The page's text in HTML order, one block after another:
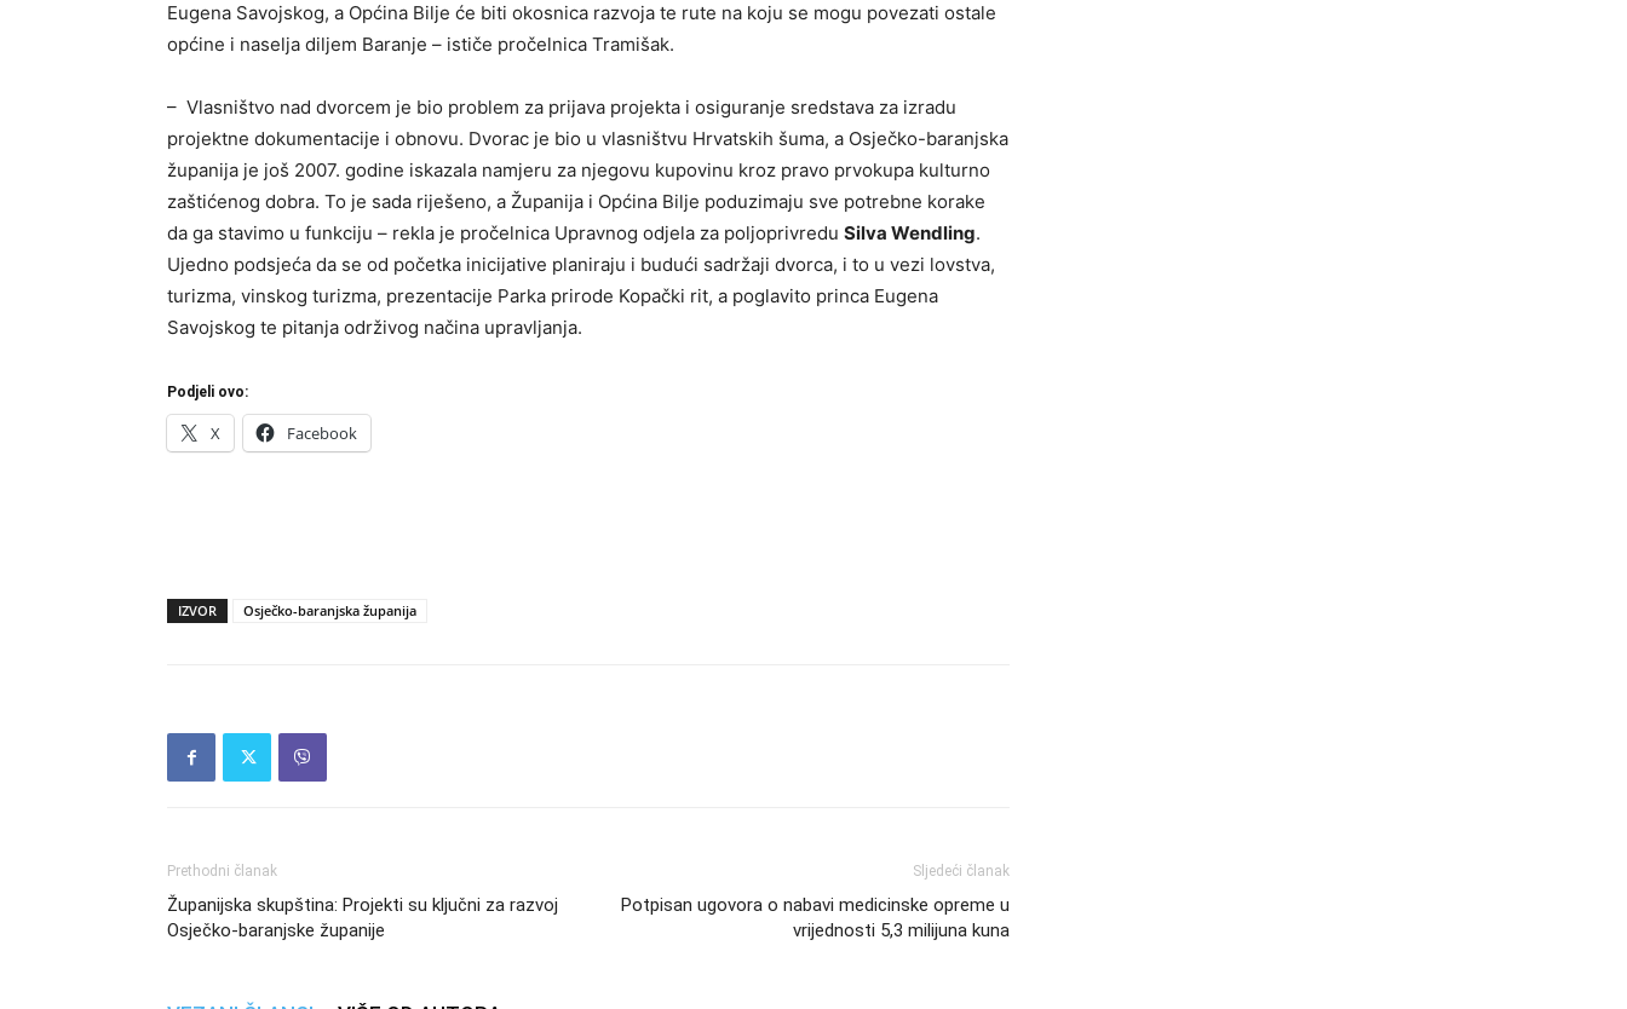
Eugena Savojskog, a Općina Bilje će biti okosnica razvoja te rute na koju se mogu povezati ostale
općine i naselja diljem Baranje – ističe pročelnica Tramišak.
– Vlasništvo nad dvorcem je bio problem za prijava projekta i osiguranje sredstava za izradu
projektne dokumentacije i obnovu. Dvorac je bio u vlasništvu Hrvatskih šuma, a Osječko-baranjska
županija je još 2007. godine iskazala namjeru za njegovu kupovinu kroz pravo prvokupa kulturno
zaštićenog dobra. To je sada riješeno, a Županija i Općina Bilje poduzimaju sve potrebne korake
da ga stavimo u funkciju – rekla je pročelnica Upravnog odjela za poljoprivredu Silva Wendling.
Ujedno podsjeća da se od početka inicijative planiraju i budući sadržaji dvorca, i to u vezi lovstva,
turizma, vinskog turizma, prezentacije Parka prirode Kopački rit, a poglavito princa Eugena
Savojskog te pitanja održivog načina upravljanja.
Podjeli ovo:
X Facebook
IZVOR Osječko-baranjska županija
Prethodni članak
Županijska skupština: Projekti su ključni za razvoj
Osječko-baranjske županije
Sljedeći članak
Potpisan ugovora o nabavi medicinske opreme u
vrijednosti 5,3 milijuna kuna